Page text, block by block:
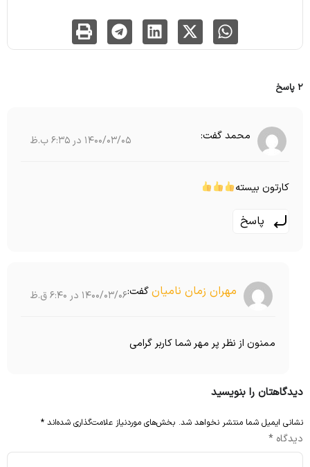
2 پاسخ
محمدگفت: 1400/03/05 در 6:35 ب.ظ
کارتون بیسته
پاسخ
مهران زمان نامیانگفت:1400/03/06 در 6:40 ق.ظ
ممنون از نظر پر مهر شما کاربر گرامی
دیدگاهتان را بنویسید
نشانی ایمیل شما منتشر نخواهد شد. بخش‌های موردنیاز علامت‌گذاری شده‌اند *
دیدگاه *